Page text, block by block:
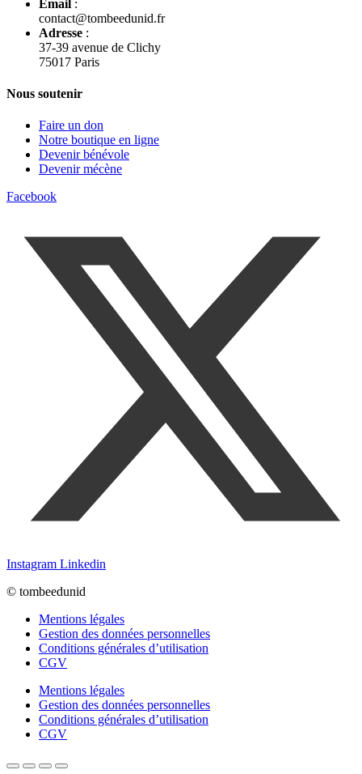
Email :
contact@tombeedunid.fr
Adresse :
37-39 avenue de Clichy
75017 Paris
Nous soutenir
Faire un don
Notre boutique en ligne
Devenir bénévole
Devenir mécène
Facebook
Instagram Linkedin
© tombeedunid
Mentions légales
Gestion des données personnelles
Conditions générales d’utilisation
CGV
Mentions légales
Gestion des données personnelles
Conditions générales d’utilisation
CGV